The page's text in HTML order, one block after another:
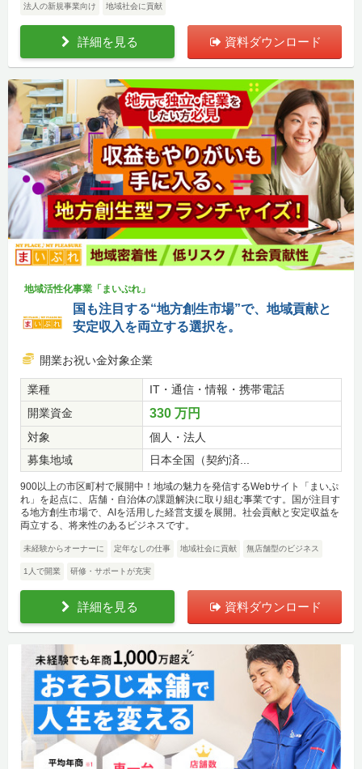
法人の新規事業向け 地域社会に貢献
詳細を見る 資料ダウンロード
地域活性化事業「まいぷれ」
国も注目する“地方創生市場”で、地域貢献と
安定収入を両立する選択を。
開業お祝い金対象企業
業種
IT・通信・情報・携帯電話
開業資金
330 万円
対象
個人・法人
募集地域
日本全国（契約済...
900以上の市区町村で展開中！地域の魅力を発信するWebサイト「まいぷ
れ」を起点に、店舗・自治体の課題解決に取り組む事業です。国が注目す
る地方創生市場で、AIを活用した経営支援を展開。社会貢献と安定収益を
両立する、将来性のあるビジネスです。
未経験からオーナーに 定年なしの仕事 地域社会に貢献 無店舗型のビジネス
1人で開業 研修・サポートが充実
詳細を見る 資料ダウンロード